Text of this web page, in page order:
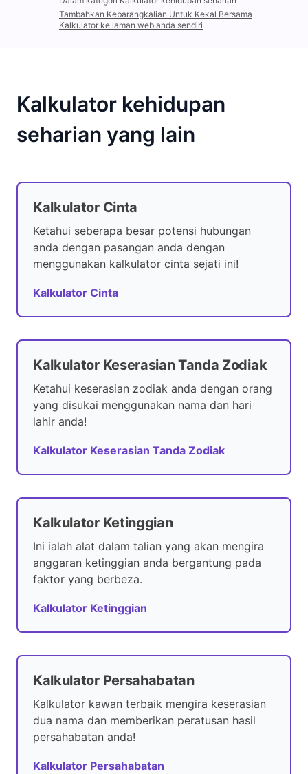
Tambahkan Kebarangkalian Untuk Kekal Bersama
Kalkulator ke laman web anda sendiri
Kalkulator kehidupan
seharian yang lain
Kalkulator Cinta
Ketahui seberapa besar potensi hubungan
anda dengan pasangan anda dengan
menggunakan kalkulator cinta sejati ini!
Kalkulator Cinta
Kalkulator Keserasian Tanda Zodiak
Ketahui keserasian zodiak anda dengan orang
yang disukai menggunakan nama dan hari
lahir anda!
Kalkulator Keserasian Tanda Zodiak
Kalkulator Ketinggian
Ini ialah alat dalam talian yang akan mengira
anggaran ketinggian anda bergantung pada
faktor yang berbeza.
Kalkulator Ketinggian
Kalkulator Persahabatan
Kalkulator kawan terbaik mengira keserasian
dua nama dan memberikan peratusan hasil
persahabatan anda!
Kalkulator Persahabatan